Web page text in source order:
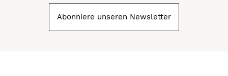
Abonniere unseren Newsletter